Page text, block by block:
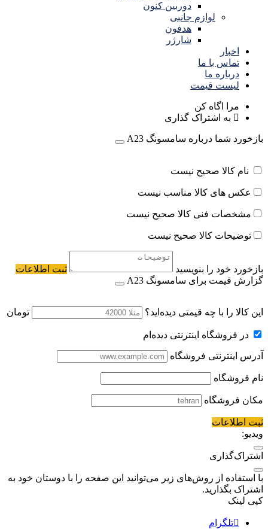
دوربین کنون
لوازم جانبی
هدفون
شارژر
اخبار
تماس با ما
درباره ما
لیست قیمت
مرا اگاه کن
به اشتراک گذاری
بازخورد شما درباره سامسونگ A23
نام کالا صحیح نیست
عکس های کالا مناسب نیست
مشخصات فنی کالا صحیح نیست
توضیحات کالا صحیح نیست
بازخورد خود را بنویسید
ثبت اطلاعات
گزارش قیمت برای سامسونگ A23
این کالا را با چه قیمتی دیده‌اید؟ تومان
در فروشگاه اینترنتی دیده‌ام
آدرس اینترنتی فروشگاه
نام فروشگاه
مکان فروشگاه
ثبت اطلاعات
ویدیو:
اشتراک‌گذاری
با استفاده از روش‌های زیر می‌توانید این صفحه را با دوستان خود به
اشتراک بگذارید.
کپی لینک
تلگرام